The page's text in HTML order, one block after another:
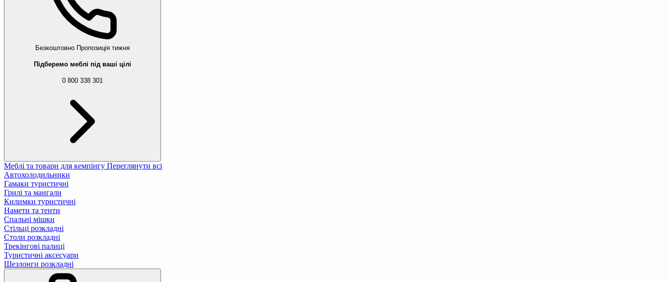
Безкоштовно Пропозиція тижня
Підберемо меблі під ваші цілі
0 800 338 301
Меблі та товари для кемпінгу Переглянути всі
Автохолодильники
Гамаки туристичні
Грилі та мангали
Килимки туристичні
Намети та тенти
Спальні мішки
Стільці розкладні
Столи розкладні
Трекінгові палиці
Туристичні аксесуари
Шезлонги розкладні